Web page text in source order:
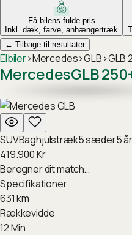
Få bilens fulde pris
Inkl. dæk, farve, anhængertræk
← Tilbage til resultater
Elbiler›Mercedes›GLB›GLB
MercedesGLB
SUVBaghjulstræk5sæder5
419.900Kr
Beregner dit match…
Specifikationer
631km
Rækkevidde
12Min